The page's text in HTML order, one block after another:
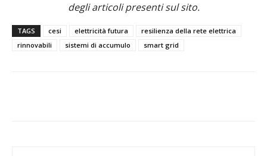
degli articoli presenti sul sito.
TAGS cesi elettricità futura
resilienza della rete elettrica
rinnovabili
sistemi di accumulo smart grid